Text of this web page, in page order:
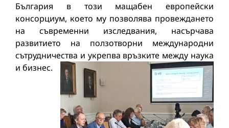
България в този мащабен европейски
консорциум, което му позволява провеждането
на съвременни изследвания, насърчава
развитието на ползотворни международни
сътрудничества и укрепва връзките между наука
и бизнес.